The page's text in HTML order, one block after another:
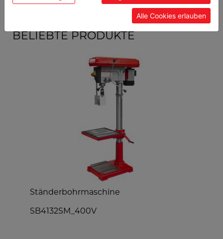
BELIEBTE PRODUKTE
Ständerbohrmaschine
SB4132SM_400V
Alle Cookies erlauben